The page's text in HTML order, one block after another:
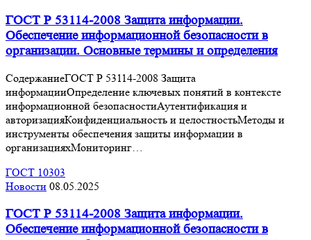
ГОСТ Р 53114-2008 Защита информации.
Обеспечение информационной безопасности в
организации. Основные термины и определения
СодержаниеГОСТ Р 53114-2008 Защита
информацииОпределение ключевых понятий в контексте
информационной безопасностиАутентификация и
авторизацияКонфиденциальность и целостностьМетоды и
инструменты обеспечения защиты информации в
организацияхМониторинг…
ГОСТ 10303
Новости 08.05.2025
ГОСТ Р 53114-2008 Защита информации.
Обеспечение информационной безопасности в